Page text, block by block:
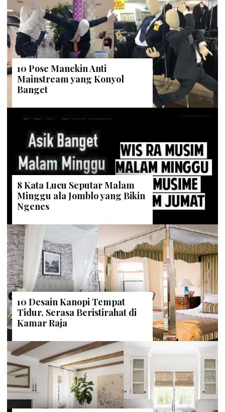
10 Pose Manekin Anti
Mainstream yang Konyol
Banget
8 Kata Lucu Seputar Malam
Minggu ala Jomblo yang Bikin
Ngenes
10 Desain Kanopi Tempat
Tidur, Serasa Beristirahat di
Kamar Raja